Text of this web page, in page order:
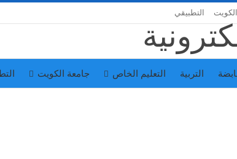
التطبيقي
التربية التعليم الخاص جامعة الكويت